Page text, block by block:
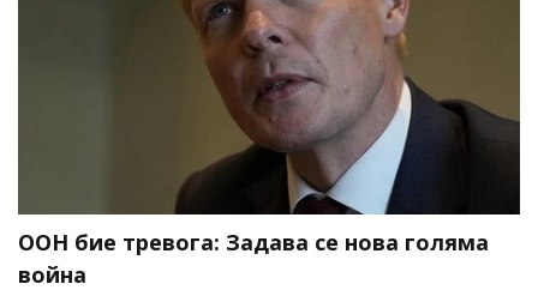
ООН бие тревога: Задава се нова голяма
война